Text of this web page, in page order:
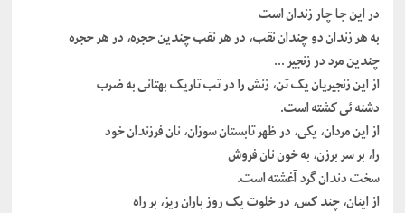
در این جا چار زندان است
به هر زندان دو چندان نقب، در هر نقب چندین حجره، در هر حجره
چندین مرد در زنجیر …
از این زنجیریان یک تن، زنش را در تب تاریک بهتانی به ضرب
دشنه ئی کشته است.
از این مردان، یکی، در ظهر تابستان سوزان، نان فرزندان خود
را، بر سر برزن، به خون نان فروش
سخت دندان گرد آغشته است.
از اینان، چند کس، در خلوت یک روز باران ریز، بر راه